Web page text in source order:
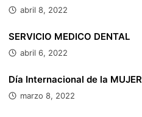
abril 8, 2022
SERVICIO MEDICO DENTAL
abril 6, 2022
Día Internacional de la MUJER
marzo 8, 2022